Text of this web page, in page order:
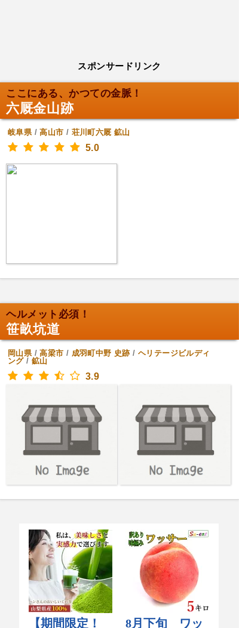
スポンサードリンク
ここにある、かつての金脈！
六厩金山跡
岐阜県/高山市 / 荘川町六厩 鉱山
5.0
ヘルメット必須！
笹畝坑道
岡山県/高梁市 / 成羽町中野 史跡/ ヘリテージビルディ
ング/ 鉱山
3.9